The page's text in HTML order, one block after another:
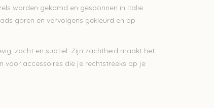
worden gekamd en gesponnen in Italie.
garen en vervolgens gekleurd en op
zacht en subtiel. Zijn zachtheid maakt het
voor accessoires die je rechtstreeks op je